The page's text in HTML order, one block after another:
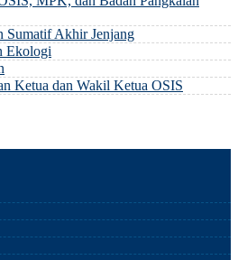
Sumatif Akhir Jenjang
Ekologi
Ketua dan Wakil Ketua OSIS